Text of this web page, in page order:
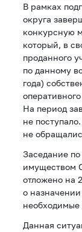
В рамках
округа
конкурсную
который, в
проданного
по данному
года)
На период
не
не
Заседание
имуществом
отложено на
о
необходимые
Данная